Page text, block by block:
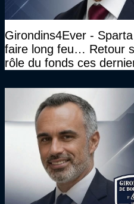
Girondins4Ever -
faire long feu… Retour
rôle du fonds ces